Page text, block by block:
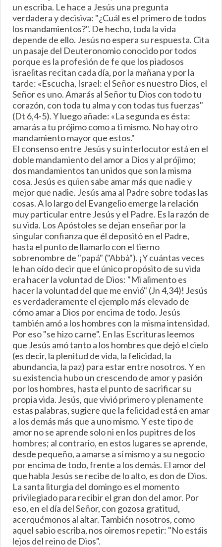
un escriba. Le hace a Jesús una pregunta
verdadera y decisiva: "¿Cuál es el primero de todos
los mandamientos?". De hecho, toda la vida
depende de ello. Jesús no espera su respuesta. Cita
un pasaje del Deuteronomio conocido por todos
porque es la profesión de fe que los piadosos
israelitas recitan cada día, por la mañana y por la
tarde: «Escucha, Israel: el Señor es nuestro Dios, el
Señor es uno. Amarás al Señor tu Dios con todo tu
corazón, con toda tu alma y con todas tus fuerzas"
(Dt 6,4-5). Y luego añade: «La segunda es ésta:
amarás a tu prójimo como a ti mismo. No hay otro
mandamiento mayor que estos."
El consenso entre Jesús y su interlocutor está en el
doble mandamiento del amor a Dios y al prójimo;
dos mandamientos tan unidos que son la misma
cosa. Jesús es quien sabe amar más que nadie y
mejor que nadie. Jesús ama al Padre sobre todas las
cosas. A lo largo del Evangelio emerge la relación
muy particular entre Jesús y el Padre. Es la razón de
su vida. Los Apóstoles se dejan enseñar por la
singular confianza que él depositó en el Padre,
hasta el punto de llamarlo con el tierno
sobrenombre de "papá" ("Abbà"). ¡Y cuántas veces
le han oído decir que el único propósito de su vida
era hacer la voluntad de Dios: "Mi alimento es
hacer la voluntad del que me envió" (Jn 4,34)! Jesús
es verdaderamente el ejemplo más elevado de
cómo amar a Dios por encima de todo. Jesús
también amó a los hombres con la misma intensidad.
Por eso "se hizo carne". En las Escrituras leemos
que Jesús amó tanto a los hombres que dejó el cielo
(es decir, la plenitud de vida, la felicidad, la
abundancia, la paz) para estar entre nosotros. Y en
su existencia hubo un crescendo de amor y pasión
por los hombres, hasta el punto de sacrificar su
propia vida. Jesús, que vivió primero y plenamente
estas palabras, sugiere que la felicidad está en amar
a los demás más que a uno mismo. Y este tipo de
amor no se aprende solo ni en los pupitres de los
hombres; al contrario, en estos lugares se aprende,
desde pequeño, a amarse a sí mismo y a su negocio
por encima de todo, frente a los demás. El amor del
que habla Jesús se recibe de lo alto, es don de Dios.
La santa liturgia del domingo es el momento
privilegiado para recibir el gran don del amor. Por
eso, en el día del Señor, con gozosa gratitud,
acerquémonos al altar. También nosotros, como
aquel sabio escriba, nos oiremos repetir: "No estáis
lejos del reino de Dios".